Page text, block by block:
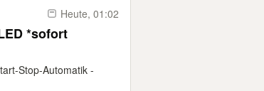
Heute, 01:02
*sofort
Stop-Automatik -